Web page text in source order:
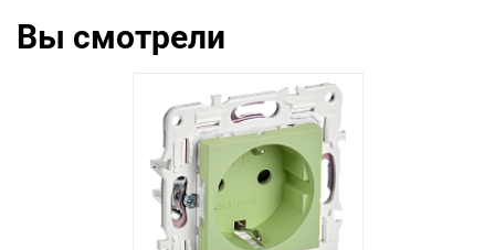
Вы смотрели